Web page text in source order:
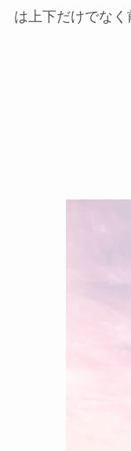
は上下だけでなく